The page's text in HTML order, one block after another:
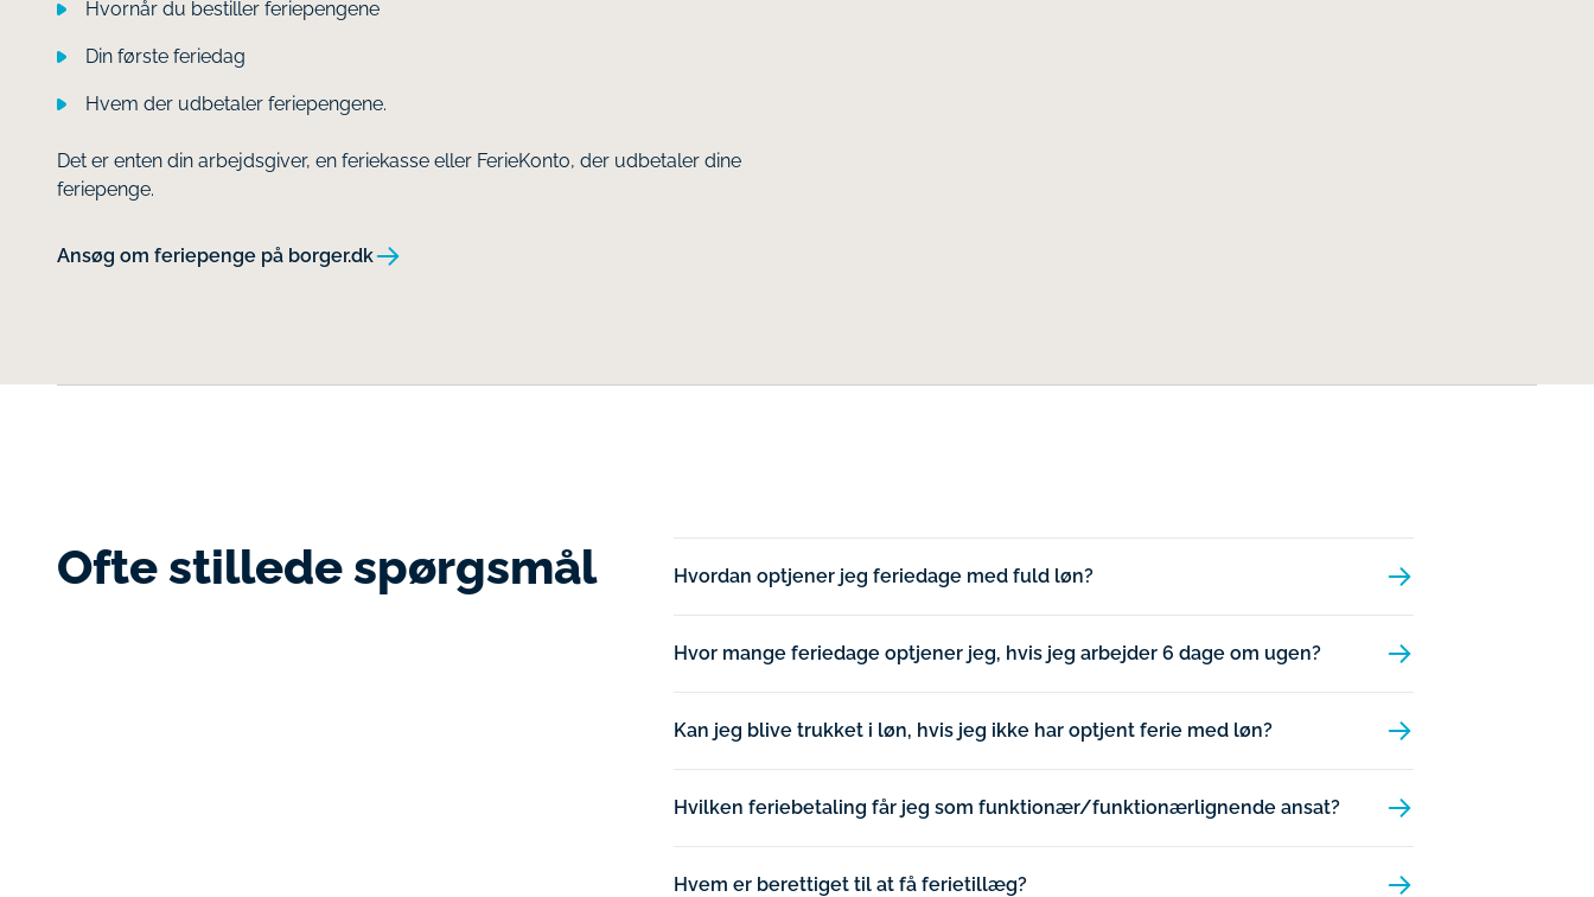
Hvornår du bestiller feriepengene
Din første feriedag
Hvem der udbetaler feriepengene.
Det er enten din arbejdsgiver, en feriekasse eller FerieKonto, der udbetaler dine
feriepenge.
Ansøg om feriepenge på borger.dk
Ofte stillede spørgsmål Hvordan optjener jeg feriedage med fuld løn?
Hvor mange feriedage optjener jeg, hvis jeg arbejder 6 dage om ugen?
Kan jeg blive trukket i løn, hvis jeg ikke har optjent ferie med løn?
Hvilken feriebetaling får jeg som funktionær/funktionærlignende ansat?
Hvem er berettiget til at få ferietillæg?